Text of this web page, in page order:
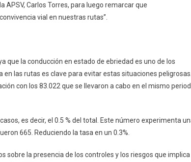
APSV, Carlos Torres, para luego remarcar que
vial en nuestras rutas”.
que la conducción en estado de ebriedad es uno de los
las rutas es clave para evitar estas situaciones peligrosas.
con los 83.022 que se llevaron a cabo en el mismo
es decir, el 0.5 % del total. Este número experimenta
665. Reduciendo la tasa en un 0.3%.
sobre la presencia de los controles y los riesgos que implica